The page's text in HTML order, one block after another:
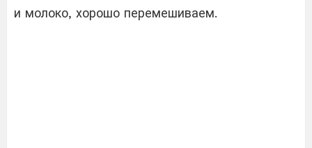
и молоко, хорошо перемешиваем.